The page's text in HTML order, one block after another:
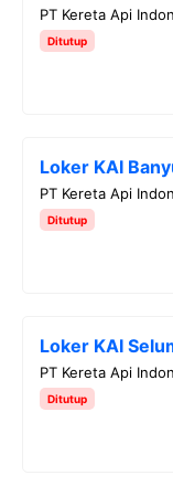
PT Kereta Api
Ditutup
Loker KAI
PT Kereta Api
Ditutup
Loker KAI
PT Kereta Api
Ditutup